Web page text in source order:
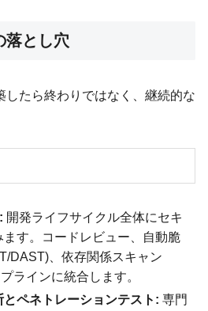
落とし穴
したら終わりではなく、継続的な
開発ライフサイクル全体にセキ
ます。コードレビュー、自動脆
DAST)、依存関係スキャン
ラインに統合します。
ペネトレーションテスト: 専門